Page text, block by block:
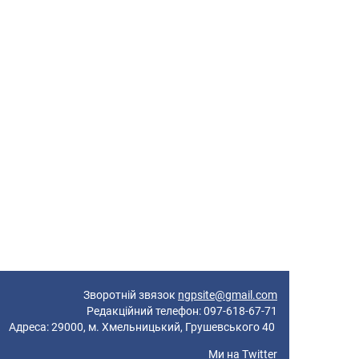
Зворотній звязок ngpsite@gmail.com
Редакційний телефон: 097-618-67-71
29000, м. Хмельницький, Грушевського 40
Ми на Twitter